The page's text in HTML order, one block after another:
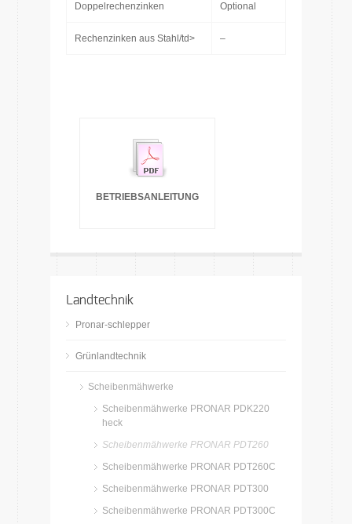
Doppelrechenzinken Optional
Rechenzinken aus Stahl/td> –
BETRIEBSANLEITUNG
Landtechnik
Pronar-schlepper
Grünlandtechnik
Scheibenmähwerke
Scheibenmähwerke PRONAR PDK220
heck
Scheibenmähwerke PRONAR PDT260
Scheibenmähwerke PRONAR PDT260C
Scheibenmähwerke PRONAR PDT300
Scheibenmähwerke PRONAR PDT300C